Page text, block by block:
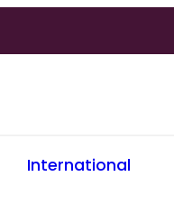
International